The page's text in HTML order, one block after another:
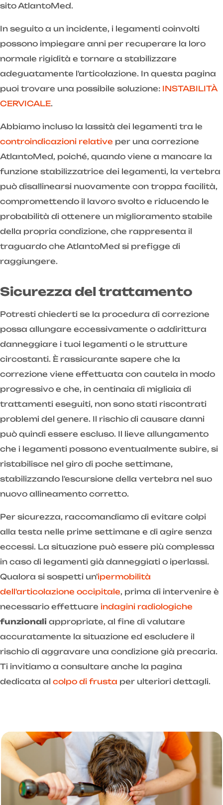
sito AtlantoMed.
In seguito a un incidente, i legamenti coinvolti
possono impiegare anni per recuperare la loro
normale rigidità e tornare a stabilizzare
adeguatamente l'articolazione. In questa pagina
puoi trovare una possibile soluzione: INSTABILITÀ
CERVICALE.
Abbiamo incluso la lassità dei legamenti tra le
controindicazioni relative per una correzione
AtlantoMed, poiché, quando viene a mancare la
funzione stabilizzatrice dei legamenti, la vertebra
può disallinearsi nuovamente con troppa facilità,
compromettendo il lavoro svolto e riducendo le
probabilità di ottenere un miglioramento stabile
della propria condizione, che rappresenta il
traguardo che AtlantoMed si prefigge di
raggiungere.
Sicurezza del trattamento
Potresti chiederti se la procedura di correzione
possa allungare eccessivamente o addirittura
danneggiare i tuoi legamenti o le strutture
circostanti. È rassicurante sapere che la
correzione viene effettuata con cautela in modo
progressivo e che, in centinaia di migliaia di
trattamenti eseguiti, non sono stati riscontrati
problemi del genere. Il rischio di causare danni
può quindi essere escluso. Il lieve allungamento
che i legamenti possono eventualmente subire, si
ristabilisce nel giro di poche settimane,
stabilizzando l'escursione della vertebra nel suo
nuovo allineamento corretto.
Per sicurezza, raccomandiamo di evitare colpi
alla testa nelle prime settimane e di agire senza
eccessi. La situazione può essere più complessa
in caso di legamenti già danneggiati o iperlassi.
Qualora si sospetti un'ipermobilità
dell'articolazione occipitale, prima di intervenire è
necessario effettuare indagini radiologiche
funzionali appropriate, al fine di valutare
accuratamente la situazione ed escludere il
rischio di aggravare una condizione già precaria.
Ti invitiamo a consultare anche la pagina
dedicata al colpo di frusta per ulteriori dettagli.